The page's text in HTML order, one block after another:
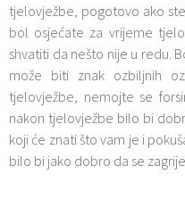
tjelovježbe, pogotovo ako
bol osjećate za vrijeme
shvatiti da nešto nije u redu.
može biti znak ozbiljnih
tjelovježbe, nemojte se
nakon tjelovježbe bilo bi
koji će znati što vam je i
bilo bi jako dobro da se